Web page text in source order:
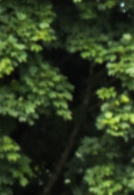
Aller
au
contenu